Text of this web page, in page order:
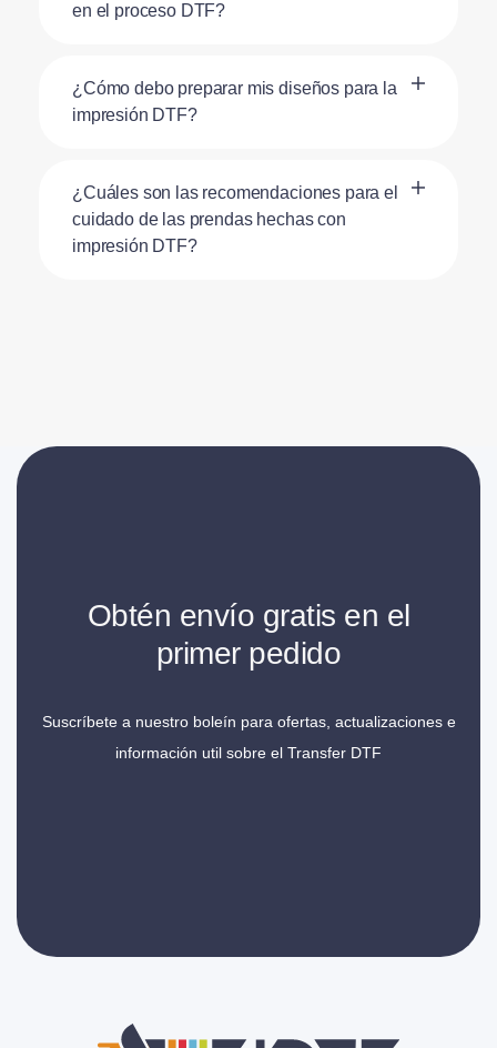
en el proceso DTF?
¿Cómo debo preparar mis diseños para la
impresión DTF?
¿Cuáles son las recomendaciones para el
cuidado de las prendas hechas con
impresión DTF?
Obtén envío gratis en el
primer pedido
Suscríbete a nuestro boleín para ofertas, actualizaciones e
información util sobre el Transfer DTF